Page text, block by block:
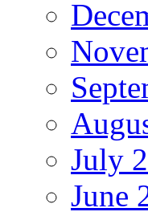
July
June